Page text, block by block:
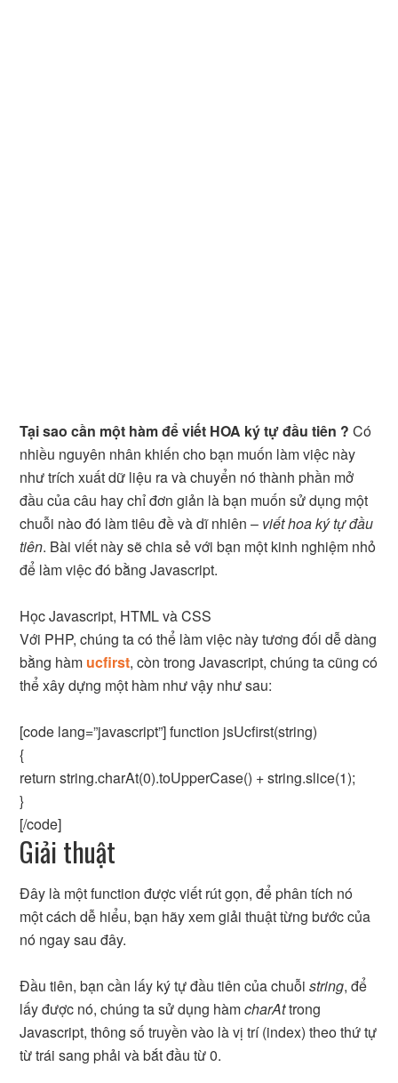
Tại sao cần một hàm để viết HOA ký tự đầu tiên ? Có
nhiều nguyên nhân khiến cho bạn muốn làm việc này
như trích xuất dữ liệu ra và chuyển nó thành phần mở
đầu của câu hay chỉ đơn giản là bạn muốn sử dụng một
chuỗi nào đó làm tiêu đề và dĩ nhiên – viết hoa ký tự đầu
tiên. Bài viết này sẽ chia sẻ với bạn một kinh nghiệm nhỏ
để làm việc đó bằng Javascript.
Học Javascript, HTML và CSS
Với PHP, chúng ta có thể làm việc này tương đối dễ dàng
bằng hàm ucfirst, còn trong Javascript, chúng ta cũng có
thể xây dựng một hàm như vậy như sau:
[code lang=”javascript”] function jsUcfirst(string)
{
return string.charAt(0).toUpperCase() + string.slice(1);
}
[/code]
Giải thuật
Đây là một function được viết rút gọn, để phân tích nó
một cách dễ hiểu, bạn hãy xem giải thuật từng bước của
nó ngay sau đây.
Đầu tiên, bạn cần lấy ký tự đầu tiên của chuỗistring, để
lấy được nó, chúng ta sử dụng hàmcharAttrong
Javascript, thông số truyền vào là vị trí (index) theo thứ tự
từ trái sang phải và bắt đầu từ 0.